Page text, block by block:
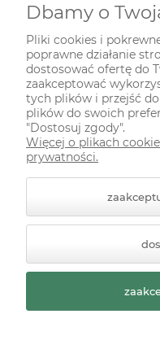
INFORMACJE
ODWIEDŹ NAS
Styl graficzny
Dbamy o
Pliki cookies i
poprawne działanie
dostosować ofertę do
zaakceptować
tych plików i przejść
plików do swoich
"Dostosuj zgody".
Więcej o plikach
prywatności.